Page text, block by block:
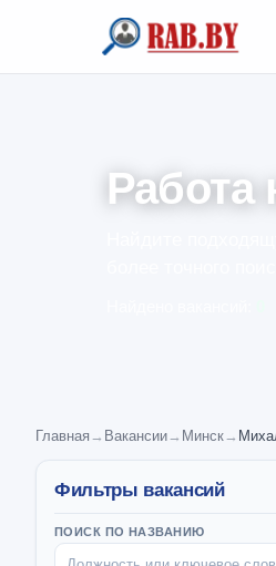
Работа
Главная → Вакансии→ Минск→
Фильтры вакансий
ПОИСК ПО НАЗВАНИЮ